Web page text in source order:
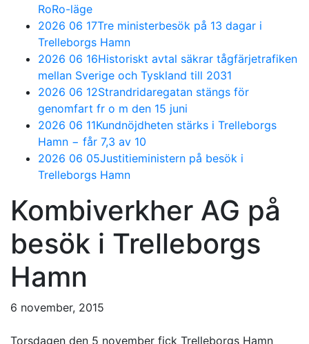
RoRo-läge
2026 06 17Tre ministerbesök på 13 dagar i
Trelleborgs Hamn
2026 06 16Historiskt avtal säkrar tågfärjetrafiken
mellan Sverige och Tyskland till 2031
2026 06 12Strandridaregatan stängs för
genomfart fr o m den 15 juni
2026 06 11Kundnöjdheten stärks i Trelleborgs
Hamn − får 7,3 av 10
2026 06 05Justitieministern på besök i
Trelleborgs Hamn
Kombiverkher AG på
besök i Trelleborgs
Hamn
6 november, 2015
Torsdagen den 5 november fick Trelleborgs Hamn